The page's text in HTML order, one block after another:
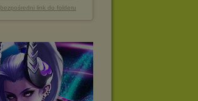
bezpośredni link do folderu